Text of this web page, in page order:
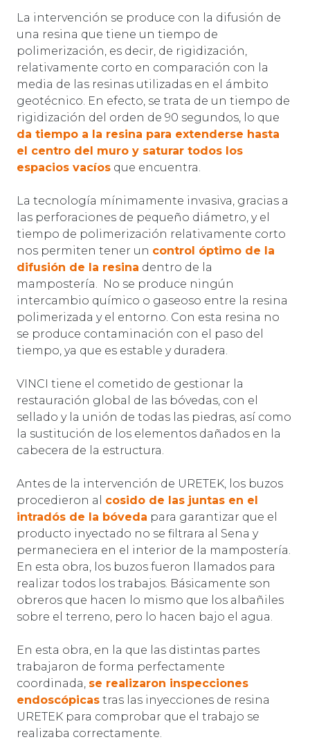
La intervención se produce con la difusión de
una resina que tiene un tiempo de
polimerización, es decir, de rigidización,
relativamente corto en comparación con la
media de las resinas utilizadas en el ámbito
geotécnico. En efecto, se trata de un tiempo de
rigidización del orden de 90 segundos, lo que
da tiempo a la resina para extenderse hasta
el centro del muro y saturar todos los
espacios vacíos que encuentra.
La tecnología mínimamente invasiva, gracias a
las perforaciones de pequeño diámetro, y el
tiempo de polimerización relativamente corto
nos permiten tener un control óptimo de la
difusión de la resina dentro de la
mampostería. No se produce ningún
intercambio químico o gaseoso entre la resina
polimerizada y el entorno. Con esta resina no
se produce contaminación con el paso del
tiempo, ya que es estable y duradera.
VINCI tiene el cometido de gestionar la
restauración global de las bóvedas, con el
sellado y la unión de todas las piedras, así como
la sustitución de los elementos dañados en la
cabecera de la estructura.
Antes de la intervención de URETEK, los buzos
procedieron al cosido de las juntas en el
intradós de la bóveda para garantizar que el
producto inyectado no se filtrara al Sena y
permaneciera en el interior de la mampostería.
En esta obra, los buzos fueron llamados para
realizar todos los trabajos. Básicamente son
obreros que hacen lo mismo que los albañiles
sobre el terreno, pero lo hacen bajo el agua.
En esta obra, en la que las distintas partes
trabajaron de forma perfectamente
coordinada, se realizaron inspecciones
endoscópicas tras las inyecciones de resina
URETEK para comprobar que el trabajo se
realizaba correctamente.